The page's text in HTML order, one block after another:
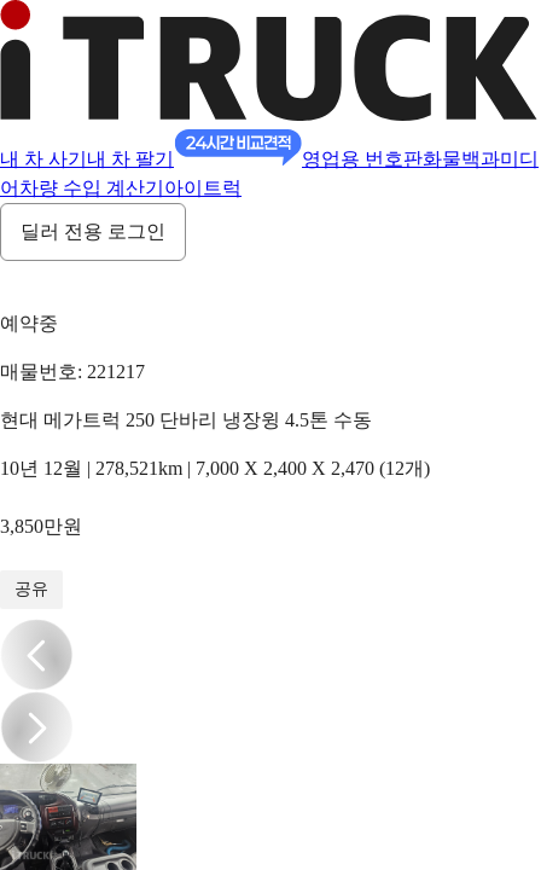
내 차 사기 내 차 팔기 영업용 번호판화물백과미디
어 차량 수입 계산기 아이트럭
딜러 전용 로그인
예약중
매물번호: 221217
현대 메가트럭 250 단바리 냉장윙 4.5톤 수동
10년 12월 | 278,521km | 7,000 X 2,400 X 2,470 (12개)
3,850만원
공유
/20